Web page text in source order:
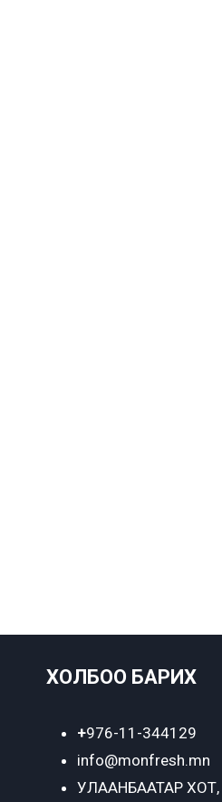
ХОЛБОО БАРИХ
+976-11-344129
info@monfresh.mn
УЛААНБААТАР ХОТ,